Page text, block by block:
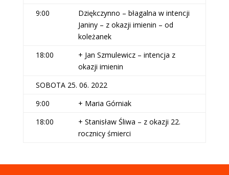
9:00
Dziękczynno – błagalna w intencji
Janiny – z okazji imienin – od
koleżanek
18:00
+ Jan Szmulewicz – intencja z
okazji imienin
SOBOTA 25. 06. 2022
9:00
+ Maria Górniak
18:00
+ Stanisław Śliwa – z okazji 22.
rocznicy śmierci